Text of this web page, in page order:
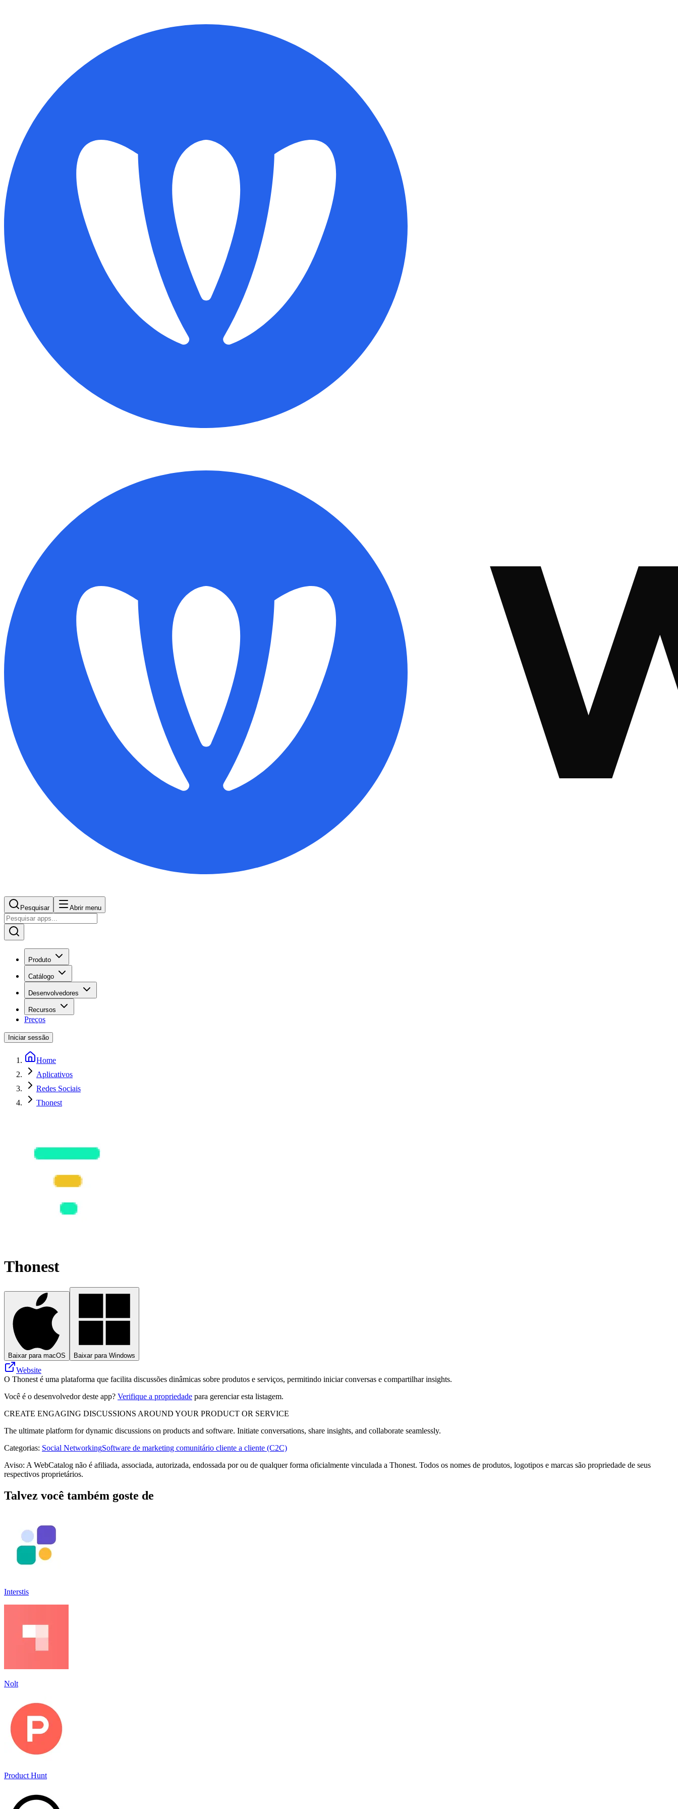
Pesquisar Abrir menu
Produto
Catálogo
Desenvolvedores
Recursos
Preços
Iniciar sessão
Home
Aplicativos
Redes Sociais
Thonest
Thonest
Baixar para macOS Baixar para Windows
Website
O Thonest é uma plataforma que facilita discussões dinâmicas sobre produtos e serviços, permitindo iniciar conversas e compartilhar insights.
Você é o desenvolvedor deste app? Verifique a propriedade para gerenciar esta listagem.
CREATE ENGAGING DISCUSSIONS AROUND YOUR PRODUCT OR SERVICE
The ultimate platform for dynamic discussions on products and software. Initiate conversations, share insights, and collaborate seamlessly.
Categorias: Social NetworkingSoftware de marketing comunitário cliente a cliente (C2C)
Aviso: A WebCatalog não é afiliada, associada, autorizada, endossada por ou de qualquer forma oficialmente vinculada a Thonest. Todos os nomes de produtos, logotipos e marcas são propriedade de seus
respectivos proprietários.
Talvez você também goste de
Interstis
Nolt
Product Hunt